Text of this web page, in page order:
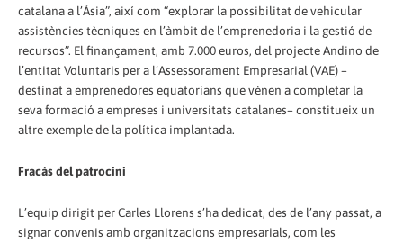
catalana a l’Àsia”, així com “explorar la possibilitat de vehicular
assistències tècniques en l’àmbit de l’emprenedoria i la gestió de
recursos”. El finançament, amb 7.000 euros, del projecte Andino de
l’entitat Voluntaris per a l’Assessorament Empresarial (VAE) –
destinat a emprenedores equatorians que vénen a completar la
seva formació a empreses i universitats catalanes– constitueix un
altre exemple de la política implantada.
Fracàs del patrocini
L’equip dirigit per Carles Llorens s’ha dedicat, des de l’any passat, a
signar convenis amb organitzacions empresarials, com les